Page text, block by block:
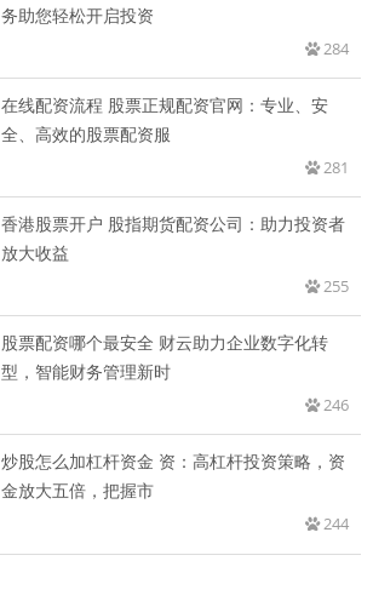
务助您轻松开启投资
284
在线配资流程 股票正规配资官网：专业、安
全、高效的股票配资服
281
香港股票开户 股指期货配资公司：助力投资者
放大收益
255
股票配资哪个最安全 财云助力企业数字化转
型，智能财务管理新时
246
炒股怎么加杠杆资金 资：高杠杆投资策略，资
金放大五倍，把握市
244